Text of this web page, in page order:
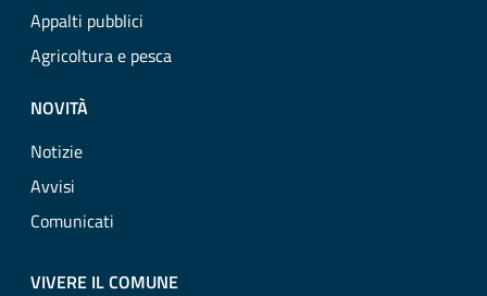
Appalti pubblici
Agricoltura e pesca
NOVITÀ
Notizie
Avvisi
Comunicati
VIVERE IL COMUNE